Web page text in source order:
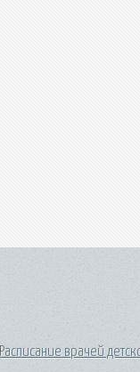
Расписание врачей